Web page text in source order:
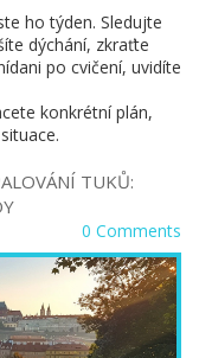
ho týden. Sledujte
dýchání, zkraťte
po cvičení, uvidíte
konkrétní plán,
TUKŮ:
0 Comments